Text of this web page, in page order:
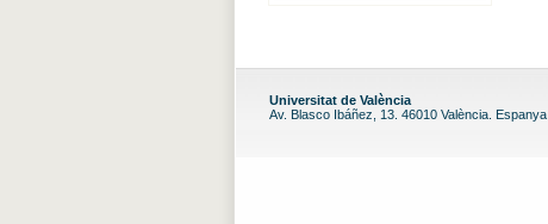
Universitat de València
Av. Blasco Ibáñez, 13. 46010 València. Espanya